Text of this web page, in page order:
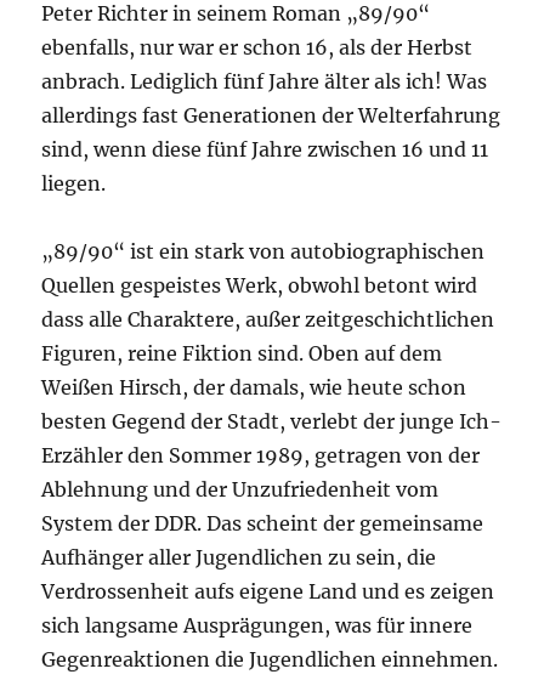
Peter Richter in seinem Roman „89/90“
ebenfalls, nur war er schon 16, als der Herbst
anbrach. Lediglich fünf Jahre älter als ich! Was
allerdings fast Generationen der Welterfahrung
sind, wenn diese fünf Jahre zwischen 16 und 11
liegen.
„89/90“ ist ein stark von autobiographischen
Quellen gespeistes Werk, obwohl betont wird
dass alle Charaktere, außer zeitgeschichtlichen
Figuren, reine Fiktion sind. Oben auf dem
Weißen Hirsch, der damals, wie heute schon
besten Gegend der Stadt, verlebt der junge Ich-
Erzähler den Sommer 1989, getragen von der
Ablehnung und der Unzufriedenheit vom
System der DDR. Das scheint der gemeinsame
Aufhänger aller Jugendlichen zu sein, die
Verdrossenheit aufs eigene Land und es zeigen
sich langsame Ausprägungen, was für innere
Gegenreaktionen die Jugendlichen einnehmen.